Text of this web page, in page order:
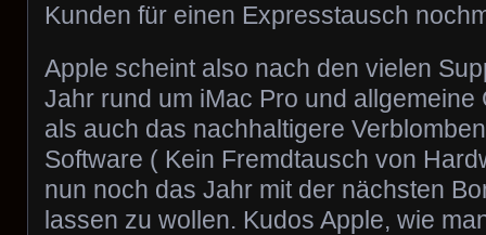
Kunden für einen Expresstausch
Apple scheint also nach den vielen
Jahr rund um iMac Pro und
als auch das nachhaltigere
Software ( Kein Fremdtausch von
nun noch das Jahr mit der nächsten
lassen zu wollen. Kudos Apple, wie